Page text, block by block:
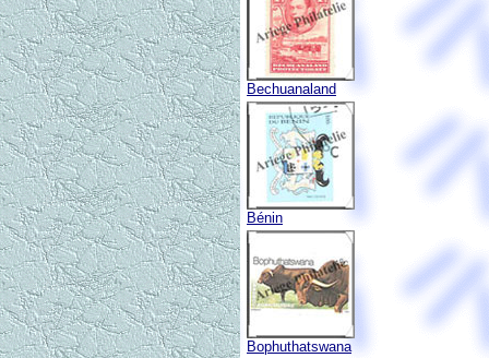
Bechuanaland
Bénin
Bophuthatswana